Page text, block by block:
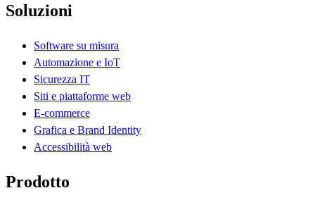
Soluzioni
Software su misura
Automazione e IoT
Sicurezza IT
Siti e piattaforme web
E-commerce
Grafica e Brand Identity
Accessibilità web
Prodotto